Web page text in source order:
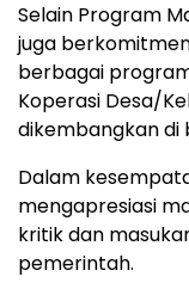
Selain Program
juga
berbagai
Koperasi Desa/
dikembangkan di
Dalam
mengapresiasi
kritik dan
pemerintah.